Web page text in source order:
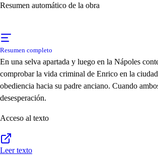
Resumen automático de la obra
Resumen completo
En una selva apartada y luego en la Nápoles
comprobar la vida criminal de Enrico en la
obediencia hacia su padre anciano. Cuando
desesperación.
Acceso al texto
Leer texto